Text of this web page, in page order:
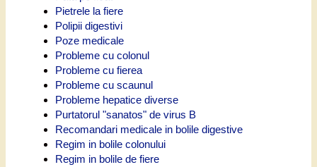
Pietrele la fiere
Polipii digestivi
Poze medicale
Probleme cu colonul
Probleme cu fierea
Probleme cu scaunul
Probleme hepatice diverse
Purtatorul "sanatos" de virus B
Recomandari medicale in bolile digestive
Regim in bolile colonului
Regim in bolile de fiere